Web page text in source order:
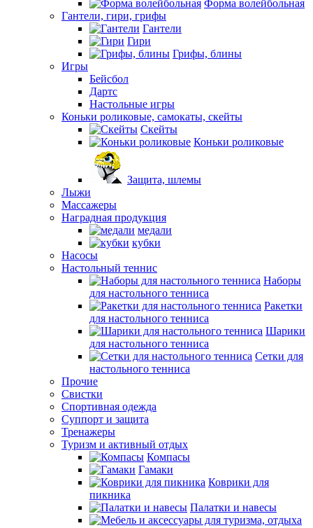
Форма волейбольная
Гантели, гири, грифы
Гантели
Гири
Грифы, блины
Игры
Бейсбол
Дартс
Настольные игры
Коньки роликовые, самокаты, скейты
Скейты
Коньки роликовые
Защита, шлемы
Лыжи
Массажеры
Наградная продукция
медали
кубки
Насосы
Настольный теннис
Наборы
для настольного тенниса
Ракетки
для настольного тенниса
Шарики
для настольного тенниса
Сетки для
настольного тенниса
Прочие
Свистки
Спортивная одежда
Суппорт и защита
Тренажеры
Туризм и активный отдых
Компасы
Гамаки
Коврики для
пикника
Палатки и навесы